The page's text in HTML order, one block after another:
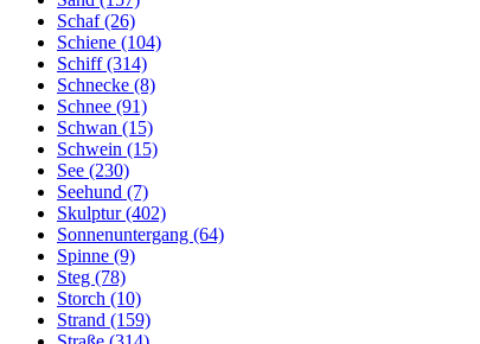
Schaf (26)
Schiene (104)
Schiff (314)
Schnecke (8)
Schnee (91)
Schwan (15)
Schwein (15)
See (230)
Seehund (7)
Skulptur (402)
Sonnenuntergang (64)
Spinne (9)
Steg (78)
Storch (10)
Strand (159)